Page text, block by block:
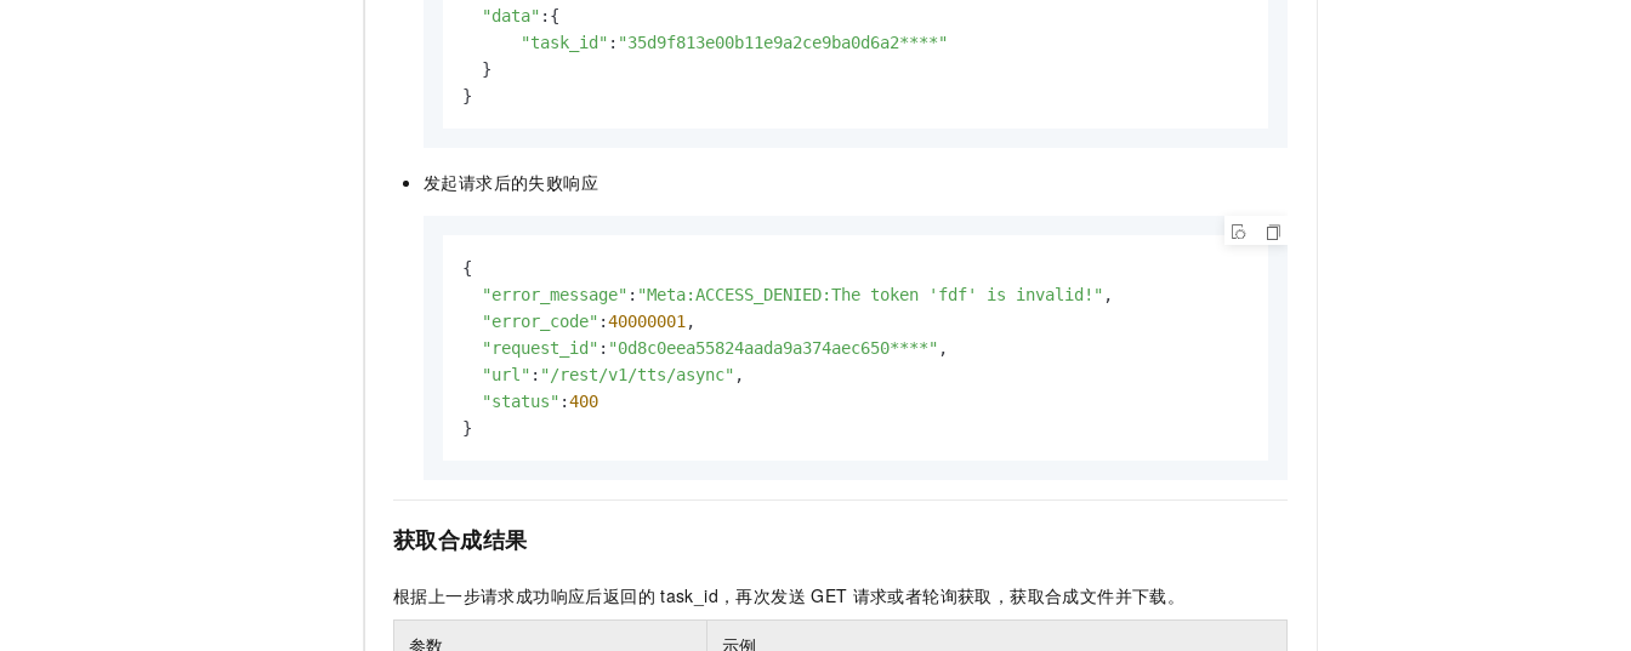
"data" :{
"task_id" : "35d9f813e00b11e9a2ce9ba0d6a2****"
  }
}
发起请求后的失败响应
{
"error_message" : "Meta:ACCESS_DENIED:The token 'fdf' is invalid!" ,
"error_code" :40000001 ,
"request_id" : "0d8c0eea55824aada9a374aec650****" ,
"url" : "/rest/v1/tts/async" ,
"status" :400
}
获取合成结果
根据上一步请求成功响应后返回的 task_id，再次发送 GET 请求或者轮询获取，获取合成文件并下载。
参数 示例